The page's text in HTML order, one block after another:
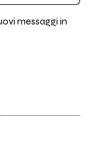
messaggi in